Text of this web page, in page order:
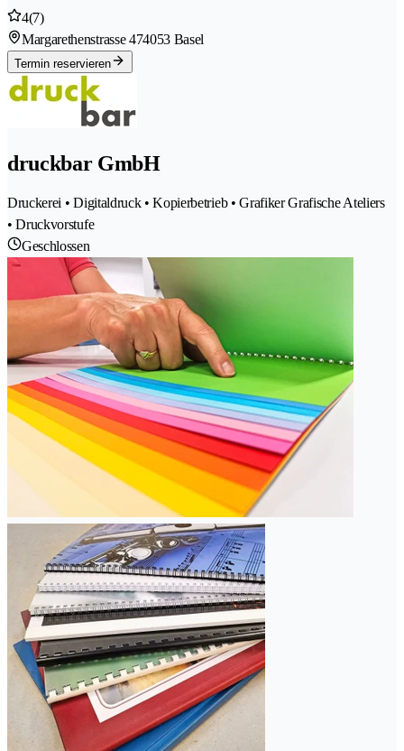
4(7)
Margarethenstrasse 474053 Basel
Termin reservieren
druckbar GmbH
Druckerei • Digitaldruck • Kopierbetrieb • Grafiker Grafische Ateliers
• Druckvorstufe
Geschlossen